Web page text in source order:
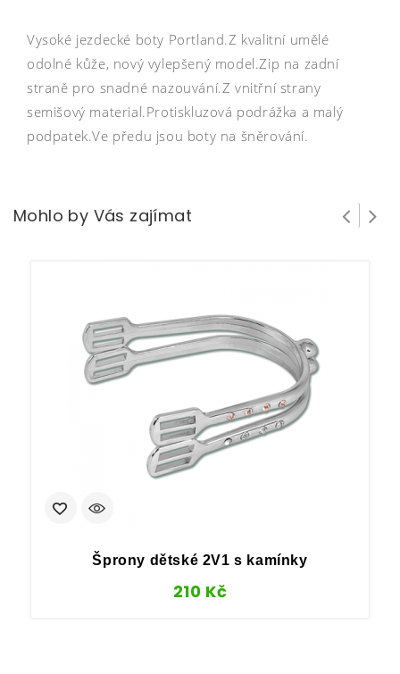
Vysoké jezdecké boty Portland.Z kvalitní umělé
odolné kůže, nový vylepšený model.Zip na zadní
straně pro snadné nazouvání.Z vnitřní strany
semišový material.Protiskluzová podrážka a malý
podpatek.Ve předu jsou boty na šněrování.
Mohlo by Vás zajímat
Šprony dětské 2V1 s kamínky
210 Kč